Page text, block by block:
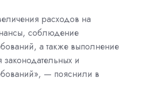
расходов на
соблюдение
а также выполнение
и
— пояснили в